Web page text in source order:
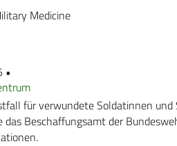
Medicine
•
für verwundete Soldatinnen
das Beschaffungsamt der